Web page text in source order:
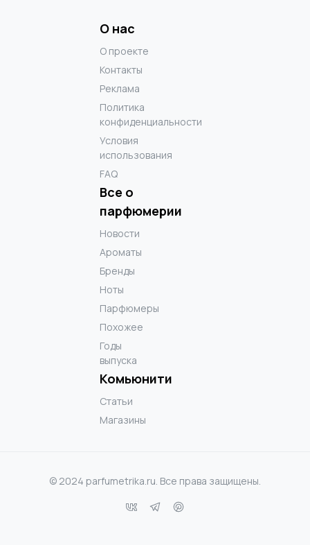
О нас
О проекте
Контакты
Реклама
Политика
конфиденциальности
Условия
использования
FAQ
Все о
парфюмерии
Новости
Ароматы
Бренды
Ноты
Парфюмеры
Похожее
Годы
выпуска
Комьюнити
Статьи
Магазины
© 2024 parfumetrika.ru. Все права защищены.